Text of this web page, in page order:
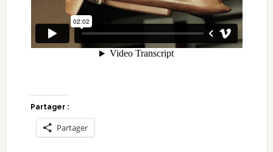
Partager :
Partager